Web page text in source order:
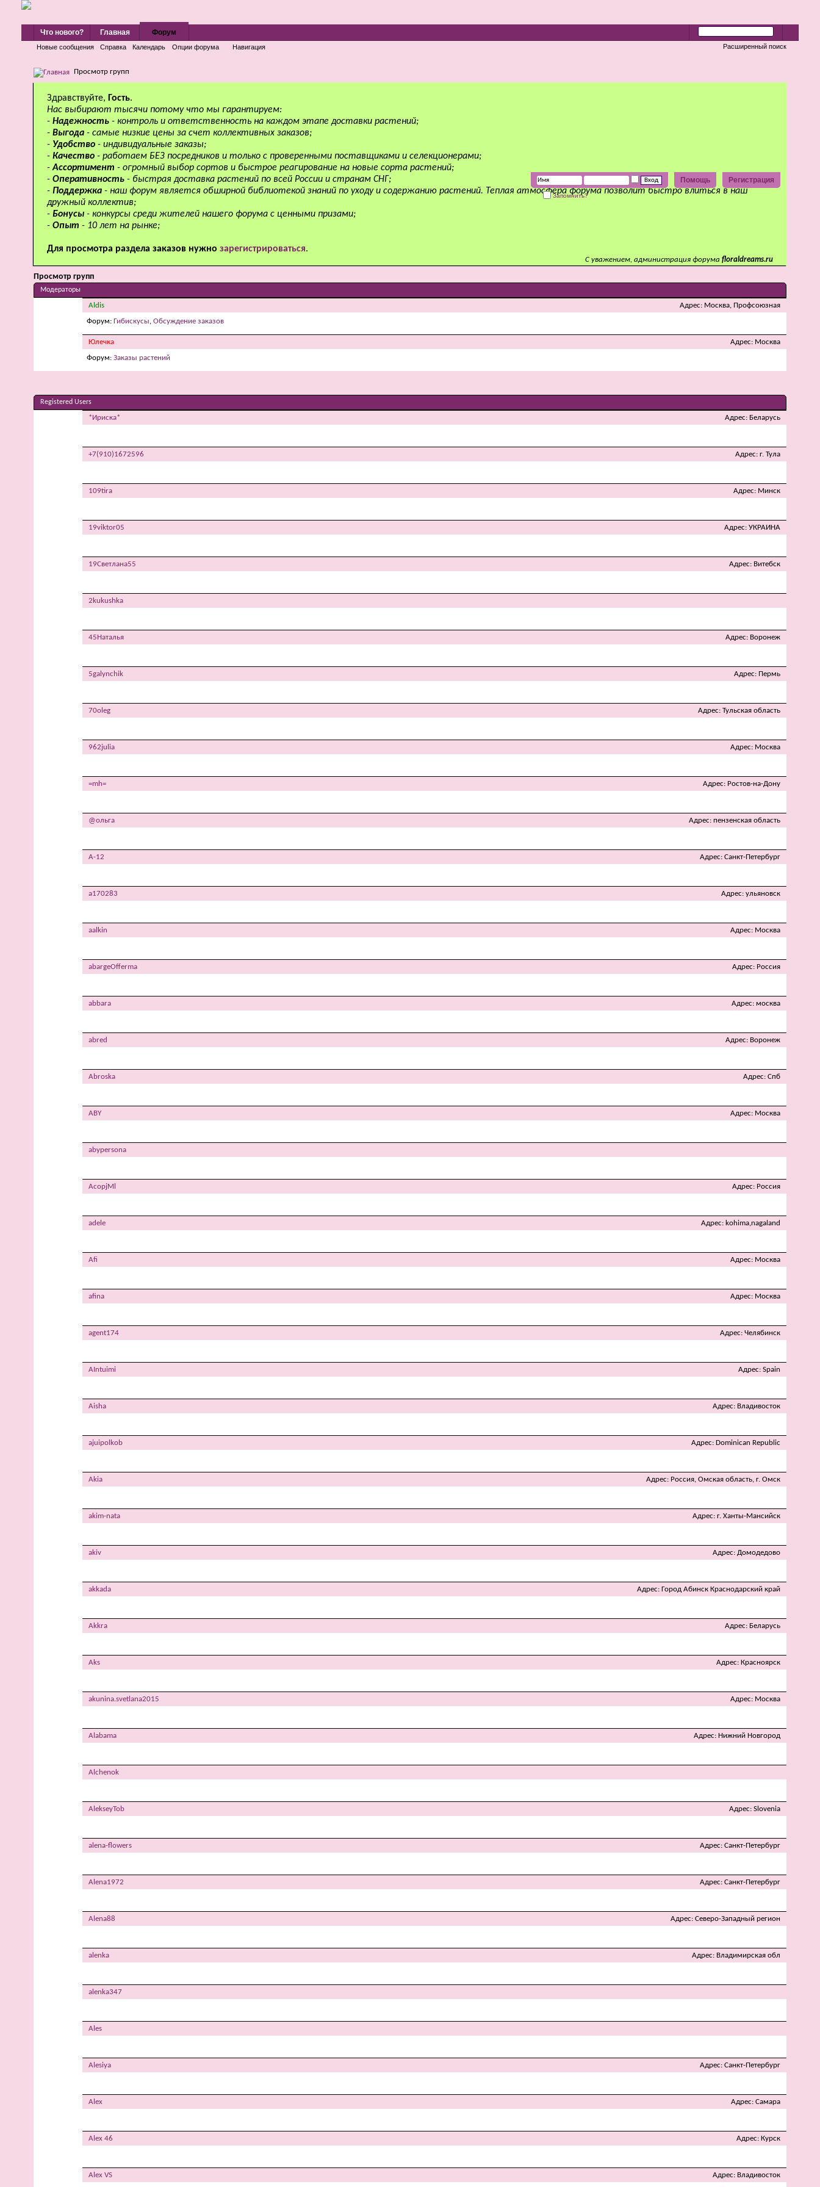
Регистрация
Помощь
Запомнить?
Что нового? Главная Форум
Новые сообщения Справка Календарь Опции форума Навигация Расширенный поиск
Просмотр групп
Здравствуйте, Гость.
Нас выбирают тысячи потому что мы гарантируем:
- Надежность - контроль и ответственность на каждом этапе доставки растений;
- Выгода - самые низкие цены за счет коллективных заказов;
- Удобство - индивидуальные заказы;
- Качество - работаем БЕЗ посредников и только с проверенными поставщиками и селекционерами;
-Ассортимент - огромный выбор сортов и быстрое реагирование на новые сорта растений;
- Оперативность - быстрая доставка растений по всей России и странам СНГ;
- Поддержка - наш форум является обширной библиотекой знаний по уходу и содержанию растений. Теплая атмосфера форума позволит быстро влиться в наш
дружный коллектив;
- Бонусы - конкурсы среди жителей нашего форума с ценными призами;
- Опыт - 10 лет на рынке;
Для просмотра раздела заказов нужно зарегистрироваться.
С уважением, администрация форума floraldreams.ru
Просмотр групп
Модераторы
Адрес Москва, Профсоюзная
Aldis
Форум: Гибискусы Обсуждение заказов
Адрес Москва
Юлечка
Форум: Заказы растений
Registered Users
Адрес Беларусь
*Ириска*
Адрес г. Тула
+7(910)1672596
Адрес Минск
109tira
Адрес УКРАИНА
19viktor05
Адрес Витебск
19Светлана55
2kukushka
Адрес Воронеж
45Наталья
Адрес Пермь
5galynchik
Адрес Тульская область
70oleg
Адрес Москва
962julia
Адрес Ростов-на-Дону
=mh=
Адрес пензенская область
@ольга
Адрес Санкт-Петербург
A-12
Адрес ульяновск
a170283
Адрес Москва
aalkin
Адрес Россия
abargeOfferma
Адрес москва
abbara
Адрес Воронеж
abred
Адрес Спб
Abroska
Адрес Москва
ABY
abypersona
Адрес Россия
AcopjMl
Адрес kohima,nagaland
adele
Адрес Москва
Afi
Адрес Москва
afina
Адрес Челябинск
agent174
Адрес Spain
AIntuimi
Адрес Владивосток
Aisha
Адрес Dominican Republic
ajuipolkob
Адрес Россия, Омская область, г. Омск
Akia
Адрес г. Ханты-Мансийск
akim-nata
Адрес Домодедово
akiv
Адрес Город Абинск Краснодарский край
akkada
Адрес Беларусь
Akkra
Адрес Красноярск
Aks
Адрес Москва
akunina.svetlana2015
Адрес Нижний Новгород
Alabama
Alchenok
Адрес Slovenia
AlekseyTob
Адрес Санкт-Петербург
alena-flowers
Адрес Санкт-Петербург
Alena1972
Адрес Северо-Западный регион
Alena88
Адрес Владимирская обл
alenka
alenka347
Ales
Адрес Санкт-Петербург
Alesiya
Адрес Самара
Alex
Адрес Курск
Alex 46
Адрес Владивосток
Alex VS